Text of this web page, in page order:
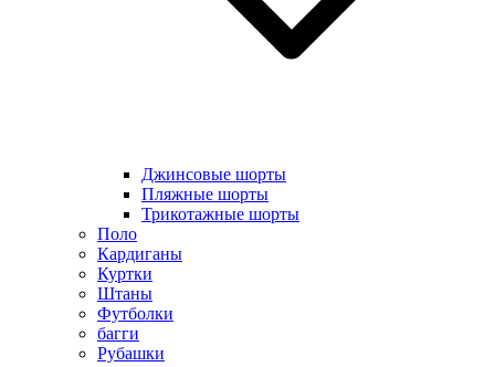
Джинсовые шорты
Пляжные шорты
Трикотажные шорты
Поло
Кардиганы
Куртки
Штаны
Футболки
багги
Рубашки